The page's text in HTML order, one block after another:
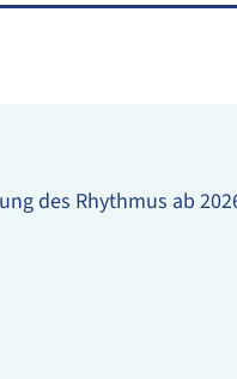
des Rhythmus ab